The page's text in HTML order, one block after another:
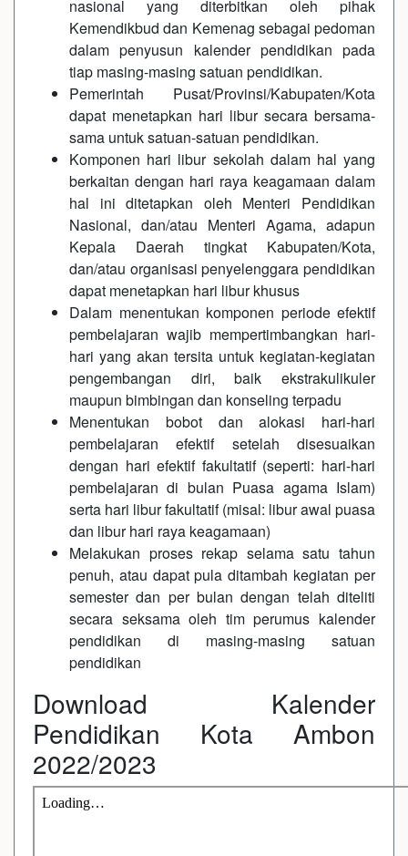
nasional yang diterbitkan oleh pihak
Kemendikbud dan Kemenag sebagai pedoman
dalam penyusun kalender pendidikan pada
tiap masing-masing satuan pendidikan.
Pemerintah Pusat/Provinsi/Kabupaten/Kota
dapat menetapkan hari libur secara bersama-
sama untuk satuan-satuan pendidikan.
Komponen hari libur sekolah dalam hal yang
berkaitan dengan hari raya keagamaan dalam
hal ini ditetapkan oleh Menteri Pendidikan
Nasional, dan/atau Menteri Agama, adapun
Kepala Daerah tingkat Kabupaten/Kota,
dan/atau organisasi penyelenggara pendidikan
dapat menetapkan hari libur khusus
Dalam menentukan komponen periode efektif
pembelajaran wajib mempertimbangkan hari-
hari yang akan tersita untuk kegiatan-kegiatan
pengembangan diri, baik ekstrakulikuler
maupun bimbingan dan konseling terpadu
Menentukan bobot dan alokasi hari-hari
pembelajaran efektif setelah disesuaikan
dengan hari efektif fakultatif (seperti: hari-hari
pembelajaran di bulan Puasa agama Islam)
serta hari libur fakultatif (misal: libur awal puasa
dan libur hari raya keagamaan)
Melakukan proses rekap selama satu tahun
penuh, atau dapat pula ditambah kegiatan per
semester dan per bulan dengan telah diteliti
secara seksama oleh tim perumus kalender
pendidikan di masing-masing satuan
pendidikan
Download Kalender
Pendidikan Kota Ambon
2022/2023